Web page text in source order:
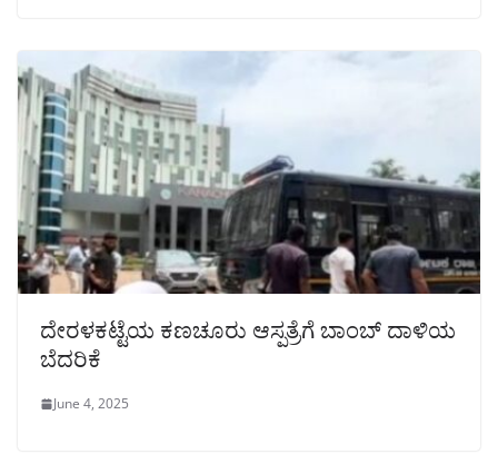
ದೇರಳಕಟ್ಟೆಯ ಕಣಚೂರು ಆಸ್ಪತ್ರೆಗೆ ಬಾಂಬ್ ದಾಳಿಯ
ಬೆದರಿಕೆ
June 4, 2025